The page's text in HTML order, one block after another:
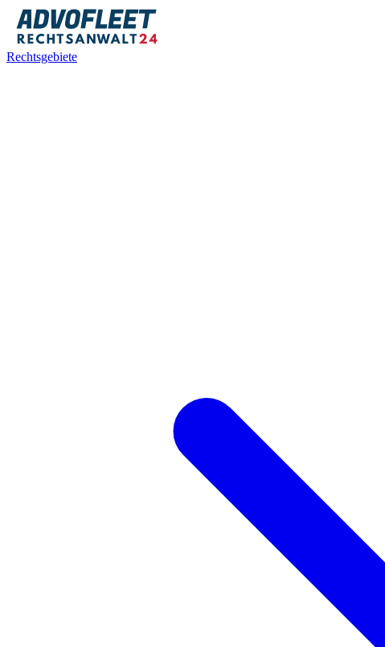
Rechtsgebiete